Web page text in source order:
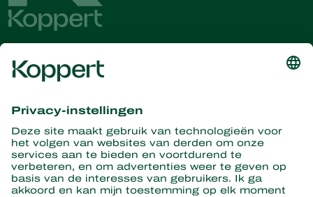
Ontvang het laatste nieuws en
informatie
Hier aanmelden
Partners with Nature